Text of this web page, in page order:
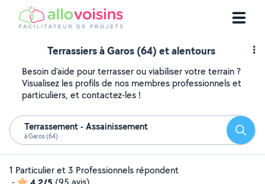
Terrassiers à Garos (64) et alentours
Besoin d'aide pour terrasser ou viabiliser votre terrain ?
Visualisez les profils de nos membres professionnels et
particuliers, et contactez-les !
Terrassement - Assainissement
à Garos (64)
1 Particulier et 3 Professionnels répondent